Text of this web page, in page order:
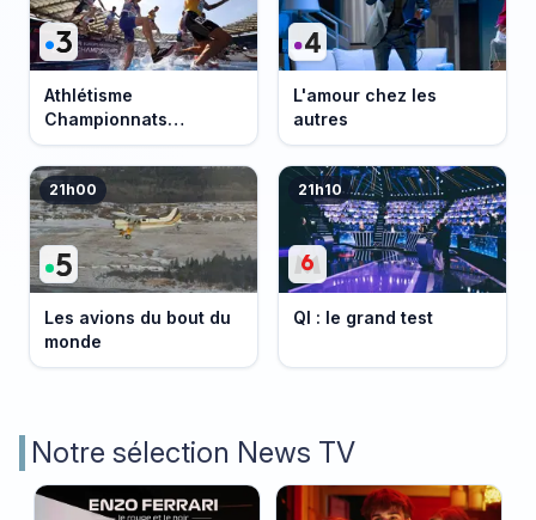
Athlétisme
Championnats
d'Europe 2026
L'amour chez les
autres
21h00
Les avions du bout du
monde
21h10
QI : le grand test
Notre sélection News TV